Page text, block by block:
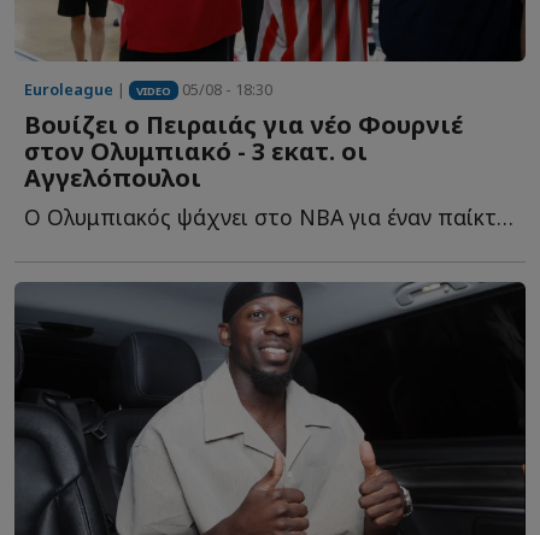
Euroleague | VIDEO 05/08 - 18:30
Βουίζει ο Πειραιάς για νέο Φουρνιέ
στον Ολυμπιακό - 3 εκατ. οι
Αγγελόπουλοι
Ο Ολυμπιακός ψάχνει στο NBA για έναν παίκτη που θα... κουμπώσει σ...